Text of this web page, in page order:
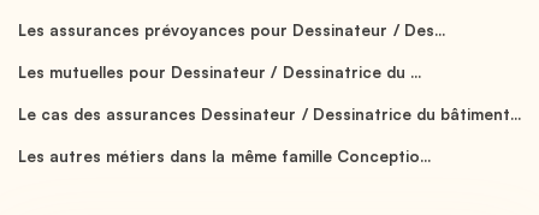
Les assurances prévoyances pour Dessinateur / Des...
Les mutuelles pour Dessinateur / Dessinatrice du ...
Le cas des assurances Dessinateur / Dessinatrice du bâtiment...
Les autres métiers dans la même famille Conceptio...